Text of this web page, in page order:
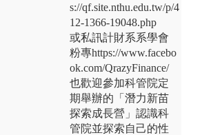
s://qf.site.nthu.edu.tw/p/4
12-1366-19048.php
或私訊計財系系學會
粉專https://www.facebo
ok.com/QrazyFinance/
也歡迎參加科管院定
期舉辦的「潛力新苗
探索成長營」認識科
管院並探索自己的性